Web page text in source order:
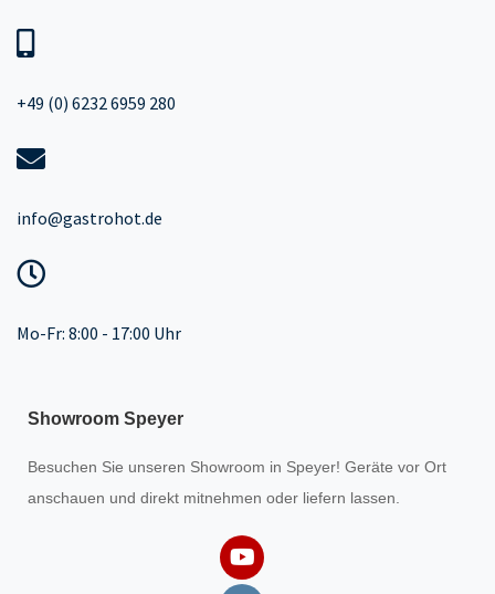
+49 (0) 6232 6959 280
info@gastrohot.de
Mo-Fr: 8:00 - 17:00 Uhr
Showroom Speyer
Besuchen Sie unseren Showroom in Speyer! Geräte vor Ort
anschauen und direkt mitnehmen oder liefern lassen.